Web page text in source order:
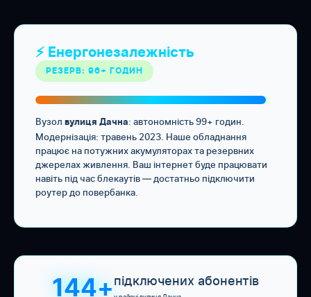
⚡ Енергонезалежність
РЕЗЕРВ: 96+ ГОДИН
Вузол вулиця Дачна: автономність 99+ годин.
Модернізація: травень 2023. Наше обладнання
працює на потужних акумуляторах та резервних
джерелах живлення. Ваш інтернет буде працювати
навіть під час блекаутів — достатньо підключити
роутер до повербанка.
144+підключених абонентів